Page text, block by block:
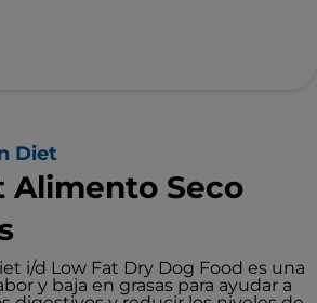
Diet
Alimento Seco
i/d Low Fat Dry Dog Food es una
y baja en grasas para ayudar a